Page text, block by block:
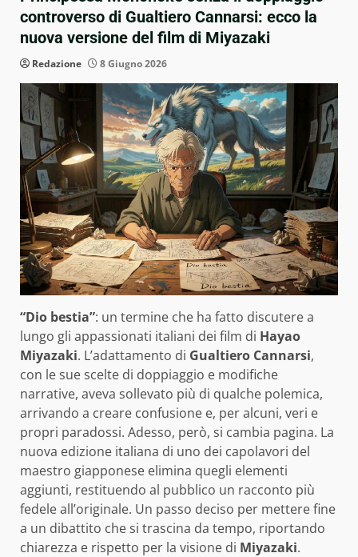
controverso di Gualtiero Cannarsi: ecco la
nuova versione del film di Miyazaki
Redazione 8 Giugno 2026
“Dio bestia”: un termine che ha fatto discutere a
lungo gli appassionati italiani dei film di Hayao
Miyazaki. L’adattamento di Gualtiero Cannarsi,
con le sue scelte di doppiaggio e modifiche
narrative, aveva sollevato più di qualche polemica,
arrivando a creare confusione e, per alcuni, veri e
propri paradossi. Adesso, però, si cambia pagina. La
nuova edizione italiana di uno dei capolavori del
maestro giapponese elimina quegli elementi
aggiunti, restituendo al pubblico un racconto più
fedele all’originale. Un passo deciso per mettere fine
a un dibattito che si trascina da tempo, riportando
chiarezza e rispetto per la visione di Miyazaki.